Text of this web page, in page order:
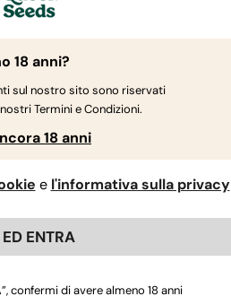
18 anni?
sul nostro sito sono riservati
Termini e Condizioni.
18 anni
e l'informativa sulla privacy
ENTRA
confermi di avere almeno 18 anni